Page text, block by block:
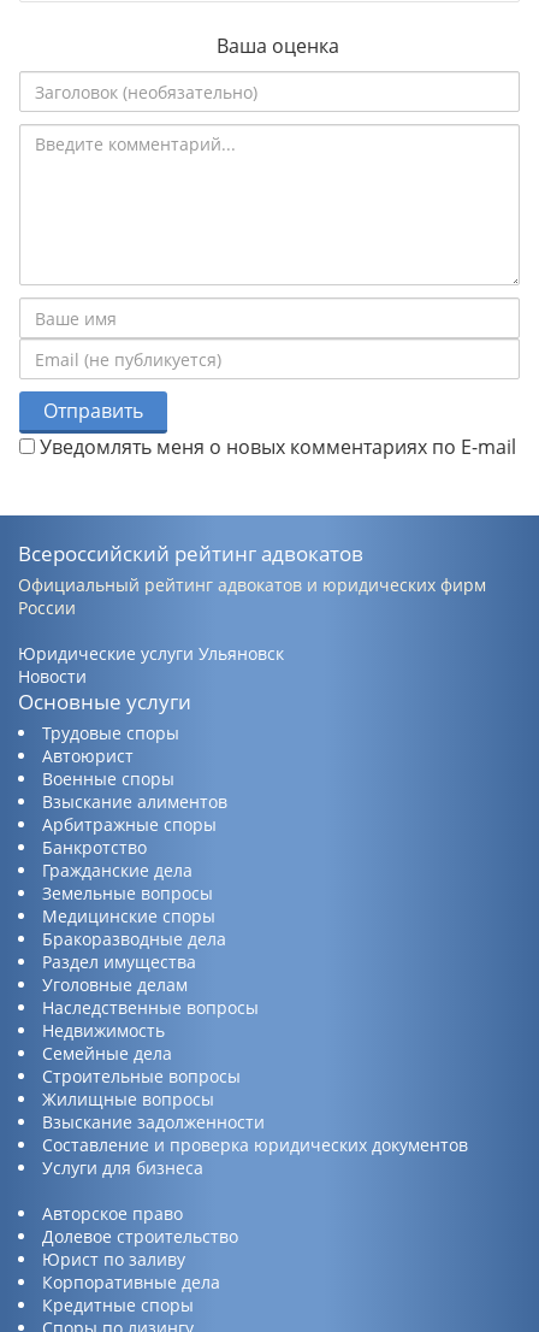
Ваша оценка
Отправить
Уведомлять меня о новых комментариях по E-mail
Всероссийский рейтинг адвокатов
Официальный рейтинг адвокатов и юридических фирм
России
Юридические услуги Ульяновск
Новости
Основные услуги
Трудовые споры
Автоюрист
Военные споры
Взыскание алиментов
Арбитражные споры
Банкротство
Гражданские дела
Земельные вопросы
Медицинские споры
Бракоразводные дела
Раздел имущества
Уголовные делам
Наследственные вопросы
Недвижимость
Семейные дела
Строительные вопросы
Жилищные вопросы
Взыскание задолженности
Составление и проверка юридических документов
Услуги для бизнеса
Авторское право
Долевое строительство
Юрист по заливу
Корпоративные дела
Кредитные споры